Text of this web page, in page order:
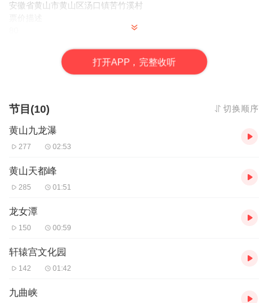
安徽省黄山市黄山区汤口镇苦竹溪村
音频来源于链景旅行
打开APP，完整收听
节目(10) 切换顺序
黄山九龙瀑
277 02:53
黄山天都峰
285 01:51
龙女潭
150 00:59
轩辕宫文化园
142 01:42
九曲峡